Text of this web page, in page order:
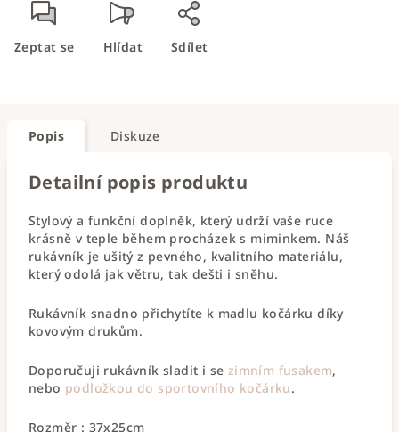
Zeptat se Hlídat Sdílet
Popis Diskuze
Detailní popis produktu
Stylový a funkční doplněk, který udrží vaše ruce
krásně v teple během procházek s miminkem. Náš
rukávník je ušitý z pevného, kvalitního materiálu,
který odolá jak větru, tak dešti i sněhu.
Rukávník snadno přichytíte k madlu kočárku díky
kovovým drukům.
Doporučuji rukávník sladit i se zimním fusakem,
nebo podložkou do sportovního kočárku.
Rozměr : 37x25cm